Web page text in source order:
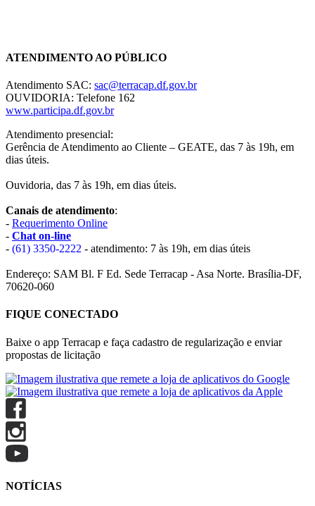
ATENDIMENTO AO PÚBLICO
Atendimento SAC: sac@terracap.df.gov.br
OUVIDORIA: Telefone 162
www.participa.df.gov.br
Atendimento presencial:
Gerência de Atendimento ao Cliente – GEATE, das 7 às 19h, em
dias úteis.
Ouvidoria, das 7 às 19h, em dias úteis.
Canais de atendimento:
- Requerimento Online
- Chat on-line
- (61) 3350-2222 - atendimento: 7 às 19h, em dias úteis
Endereço: SAM Bl. F Ed. Sede Terracap - Asa Norte. Brasília-DF,
70620-060
FIQUE CONECTADO
Baixe o app Terracap e faça cadastro de regularização e enviar
propostas de licitação
NOTÍCIAS